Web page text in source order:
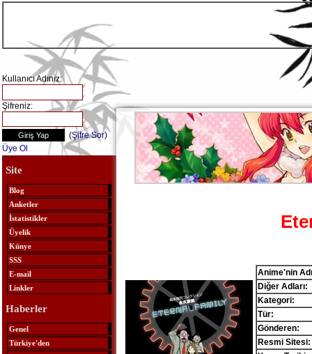
Kullanıcı Adınız:
Şifreniz:
(Şifre Sor)
Üye Ol
Site
Blog
Anketler
İstatistikler
Üyelik
Künye
SSS
E-mail
Linkler
Haberler
Genel
Türkiye'den
Anime'nin
Diğer Adları:
Kategori:
Tür:
Gönderen:
Resmi Sitesi: